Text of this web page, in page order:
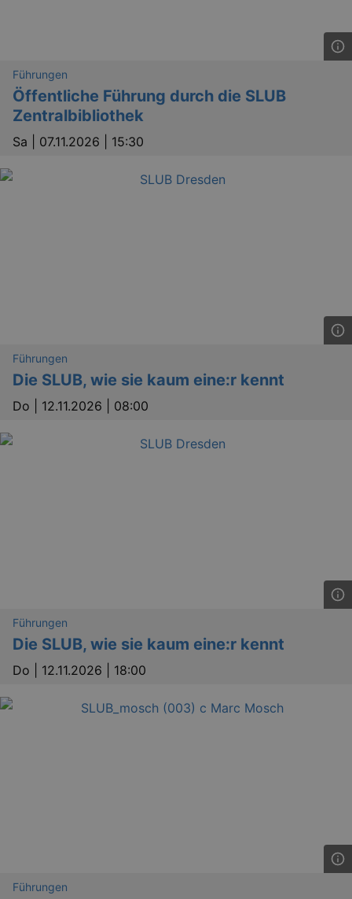
Führungen
Öffentliche Führung durch die SLUB
Zentralbibliothek
Sa | 07.11.2026 | 15:30
Führungen
Die SLUB, wie sie kaum eine:r kennt
Do | 12.11.2026 | 08:00
Führungen
Die SLUB, wie sie kaum eine:r kennt
Do | 12.11.2026 | 18:00
Führungen